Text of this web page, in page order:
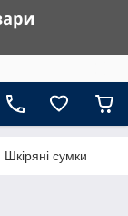
Шкіряні сумки